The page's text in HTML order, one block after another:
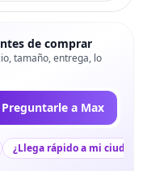
de comprar
tamaño, entrega, lo
Preguntarle a Max
¿Llega rápido a mi ciudad?